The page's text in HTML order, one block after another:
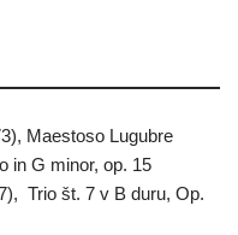
Maestoso Lugubre
in G minor, op. 15
Trio št. 7 v B duru, Op.